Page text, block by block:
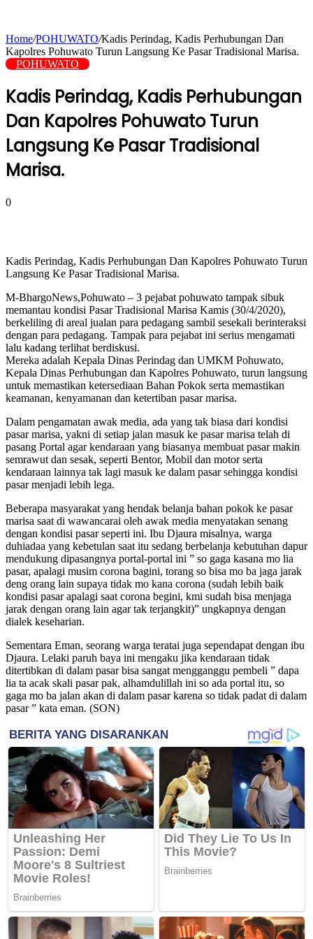
Home/POHUWATO/Kadis Perindag, Kadis Perhubungan Dan
Kapolres Pohuwato Turun Langsung Ke Pasar Tradisional Marisa.
POHUWATO
Kadis Perindag, Kadis Perhubungan
Dan Kapolres Pohuwato Turun
Langsung Ke Pasar Tradisional
Marisa.
0
Kadis Perindag, Kadis Perhubungan Dan Kapolres Pohuwato Turun
Langsung Ke Pasar Tradisional Marisa.
M-BhargoNews,Pohuwato – 3 pejabat pohuwato tampak sibuk
memantau kondisi Pasar Tradisional Marisa Kamis (30/4/2020),
berkeliling di areal jualan para pedagang sambil sesekali berinteraksi
dengan para pedagang. Tampak para pejabat ini serius mengamati
lalu kadang terlihat berdiskusi.
Mereka adalah Kepala Dinas Perindag dan UMKM Pohuwato,
Kepala Dinas Perhubungan dan Kapolres Pohuwato, turun langsung
untuk memastikan ketersediaan Bahan Pokok serta memastikan
keamanan, kenyamanan dan ketertiban pasar marisa.
Dalam pengamatan awak media, ada yang tak biasa dari kondisi
pasar marisa, yakni di setiap jalan masuk ke pasar marisa telah di
pasang Portal agar kendaraan yang biasanya membuat pasar makin
semrawut dan sesak, seperti Bentor, Mobil dan motor serta
kendaraan lainnya tak lagi masuk ke dalam pasar sehingga kondisi
pasar menjadi lebih lega.
Beberapa masyarakat yang hendak belanja bahan pokok ke pasar
marisa saat di wawancarai oleh awak media menyatakan senang
dengan kondisi pasar seperti ini. Ibu Djaura misalnya, warga
duhiadaa yang kebetulan saat itu sedang berbelanja kebutuhan dapur
mendukung dipasangnya portal-portal ini ” so gaga kasana mo lia
pasar, apalagi musim corona bagini, torang so bisa mo ba jaga jarak
deng orang lain supaya tidak mo kana corona (sudah lebih baik
kondisi pasar apalagi saat corona begini, kmi sudah bisa menjaga
jarak dengan orang lain agar tak terjangkit)” ungkapnya dengan
dialek keseharian.
Sementara Eman, seorang warga teratai juga sependapat dengan ibu
Djaura. Lelaki paruh baya ini mengaku jika kendaraan tidak
ditertibkan di dalam pasar bisa sangat mengganggu pembeli ” dapa
lia ta acak skali pasar pak, alhamdulillah ini so ada portal itu, so
gaga mo ba jalan akan di dalam pasar karena so tidak padat di dalam
pasar ” kata eman. (SON)